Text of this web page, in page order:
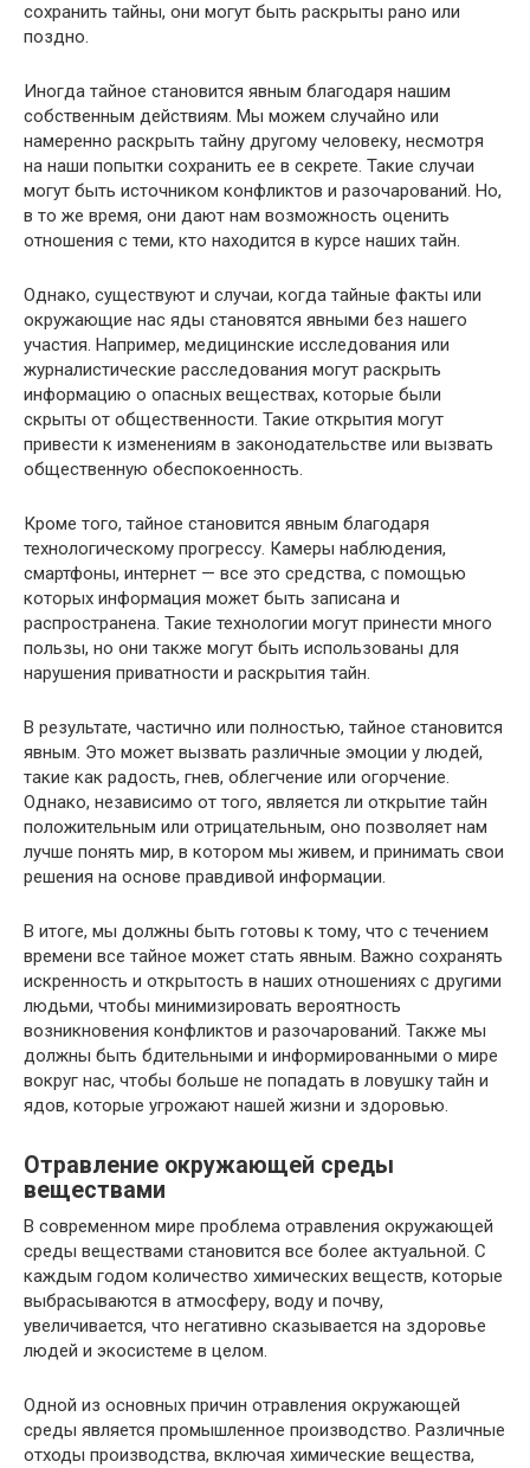
сохранить тайны, они могут быть раскрыты рано или
поздно.
Иногда тайное становится явным благодаря нашим
собственным действиям. Мы можем случайно или
намеренно раскрыть тайну другому человеку, несмотря
на наши попытки сохранить ее в секрете. Такие случаи
могут быть источником конфликтов и разочарований. Но,
в то же время, они дают нам возможность оценить
отношения с теми, кто находится в курсе наших тайн.
Однако, существуют и случаи, когда тайные факты или
окружающие нас яды становятся явными без нашего
участия. Например, медицинские исследования или
журналистические расследования могут раскрыть
информацию о опасных веществах, которые были
скрыты от общественности. Такие открытия могут
привести к изменениям в законодательстве или вызвать
общественную обеспокоенность.
Кроме того, тайное становится явным благодаря
технологическому прогрессу. Камеры наблюдения,
смартфоны, интернет — все это средства, с помощью
которых информация может быть записана и
распространена. Такие технологии могут принести много
пользы, но они также могут быть использованы для
нарушения приватности и раскрытия тайн.
В результате, частично или полностью, тайное становится
явным. Это может вызвать различные эмоции у людей,
такие как радость, гнев, облегчение или огорчение.
Однако, независимо от того, является ли открытие тайн
положительным или отрицательным, оно позволяет нам
лучше понять мир, в котором мы живем, и принимать свои
решения на основе правдивой информации.
В итоге, мы должны быть готовы к тому, что с течением
времени все тайное может стать явным. Важно сохранять
искренность и открытость в наших отношениях с другими
людьми, чтобы минимизировать вероятность
возникновения конфликтов и разочарований. Также мы
должны быть бдительными и информированными о мире
вокруг нас, чтобы больше не попадать в ловушку тайн и
ядов, которые угрожают нашей жизни и здоровью.
Отравление окружающей среды
веществами
В современном мире проблема отравления окружающей
среды веществами становится все более актуальной. С
каждым годом количество химических веществ, которые
выбрасываются в атмосферу, воду и почву,
увеличивается, что негативно сказывается на здоровье
людей и экосистеме в целом.
Одной из основных причин отравления окружающей
среды является промышленное производство. Различные
отходы производства, включая химические вещества,